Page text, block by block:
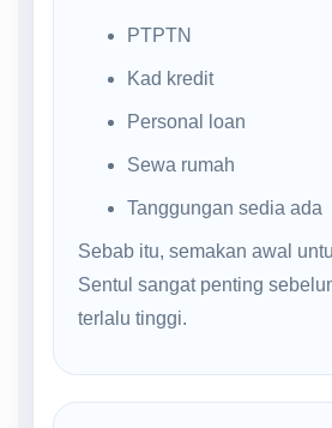
PTPTN
Kad kredit
Personal loan
Sewa rumah
Tanggungan sedia ada
Sebab itu, semakan awal
Sentul sangat penting
terlalu tinggi.